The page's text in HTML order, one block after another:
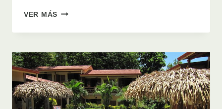
VER MÁS BUENA
LODGE
ADVENTURE